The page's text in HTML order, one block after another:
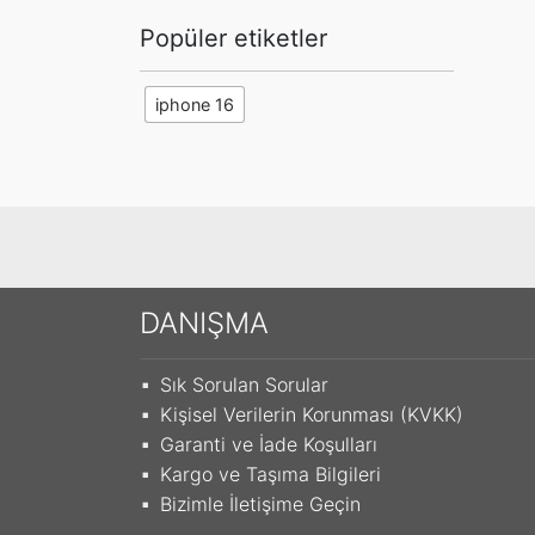
Popüler etiketler
iphone 16
DANIŞMA
Sık Sorulan Sorular
Kişisel Verilerin Korunması (KVKK)
Garanti ve İade Koşulları
Kargo ve Taşıma Bilgileri
Bizimle İletişime Geçin